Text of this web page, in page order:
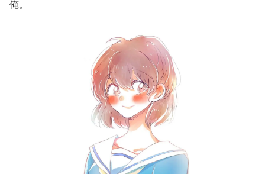
俺。